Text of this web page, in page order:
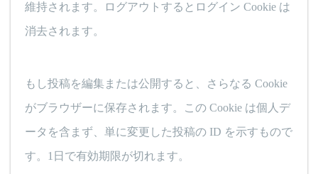
維持されます。ログアウトするとログイン Cookie は
消去されます。
もし投稿を編集または公開すると、さらなる Cookie
がブラウザーに保存されます。この Cookie は個人デ
ータを含まず、単に変更した投稿の ID を示すもので
す。1日で有効期限が切れます。